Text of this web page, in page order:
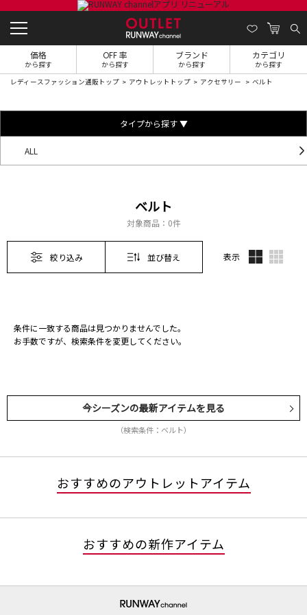
価格
から探す
OFF 率
から探す
ブランド
から探す
カテゴリ
から探す
レディースファッション通販トップ アウトレットトップ アクセサリー ベルト
タイプから探す ▼
ALL
ベルト
対象商品： 0件
絞り込み 並び替え 表示
条件に一致する商品は見つかりませんでした。
お手数ですが、検索条件を変更してください。
今シーズンの最新アイテムを見る
（検索条件：ベルト）
おすすめのアウトレットアイテム
おすすめの新作アイテム